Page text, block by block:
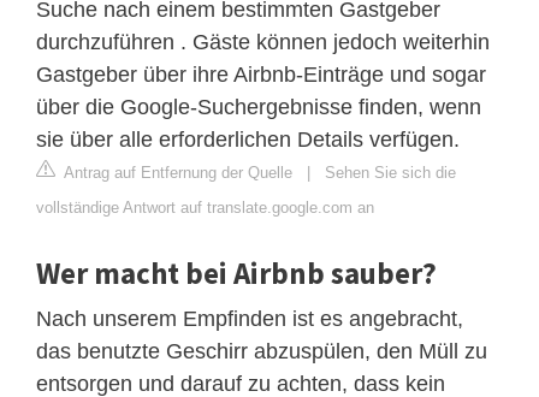
Suche nach einem bestimmten Gastgeber
durchzuführen . Gäste können jedoch weiterhin
Gastgeber über ihre Airbnb-Einträge und sogar
über die Google-Suchergebnisse finden, wenn
sie über alle erforderlichen Details verfügen.
Antrag auf Entfernung der Quelle | Sehen Sie sich die
vollständige Antwort auf translate.google.com an
Wer macht bei Airbnb sauber?
Nach unserem Empfinden ist es angebracht,
das benutzte Geschirr abzuspülen, den Müll zu
entsorgen und darauf zu achten, dass kein